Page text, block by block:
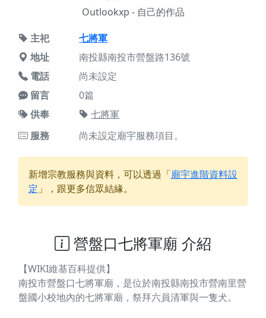
Outlookxp - 自己的作品
主祀
七將軍
地址
南投縣南投市營盤路136號
電話
尚未設定
留言
0篇
供奉
七將軍
服務
尚未設定廟宇服務項目。
新增宗教服務與資料，可以透過「廟宇進階資料設
定 」，跟更多信眾結緣。
營盤口七將軍廟 介紹
【WIKI維基百科提供】
南投市營盤口七將軍廟，是位於南投縣南投市營南里營
盤國小校地內的七將軍廟，祭拜六員清軍與一隻犬。